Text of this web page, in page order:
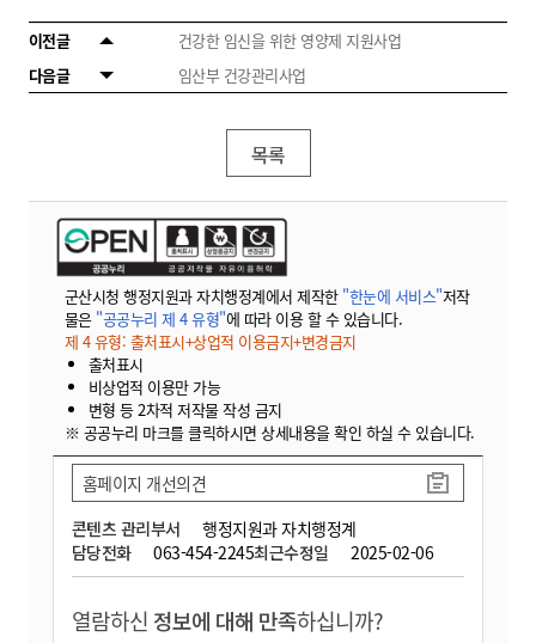
이전글
건강한 임신을 위한 영양제 지원사업
다음글
임산부 건강관리사업
목록
군산시청 행정지원과 자치행정계에서 제작한 "한눈에 서비스"저작
물은 "공공누리 제 4 유형"에 따라 이용 할 수 있습니다.
제 4 유형: 출처표시+상업적 이용금지+변경금지
출처표시
비상업적 이용만 가능
변형 등 2차적 저작물 작성 금지
※ 공공누리 마크를 클릭하시면 상세내용을 확인 하실 수 있습니다.
콘텐츠 관리부서
행정지원과 자치행정계
담당전화
063-454-2245최근수정일 2025-02-06
홈페이지 개선의견
열람하신 정보에 대해 만족하십니까?